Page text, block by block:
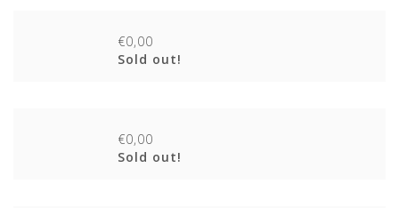
€0,00
Sold out!
€0,00
Sold out!